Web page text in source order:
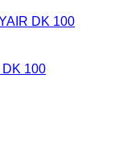
100